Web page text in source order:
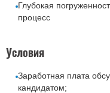
Глубокая
процесс
Условия
Заработная плата
кандидатом;